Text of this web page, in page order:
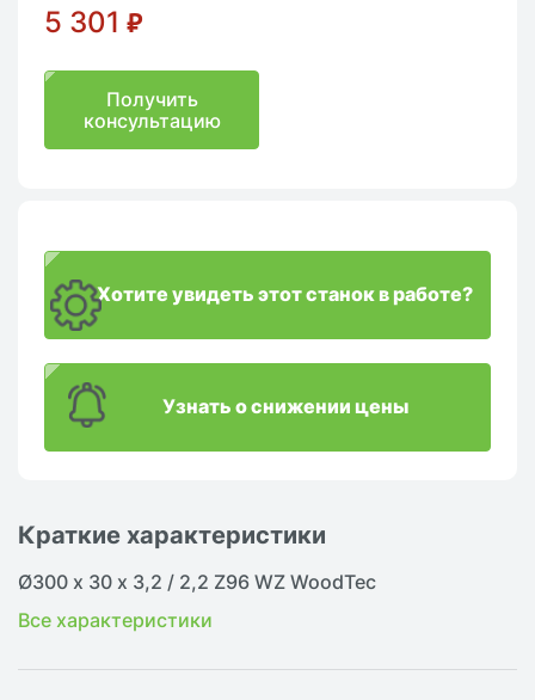
Краткие характеристики
Ø300 х 30 х 3,2 / 2,2 Z96 WZ WoodTec
Все характеристики
5 301 ₽
Получить
консультацию
Хотите увидеть этот станок в работе?
Узнать о снижении цены